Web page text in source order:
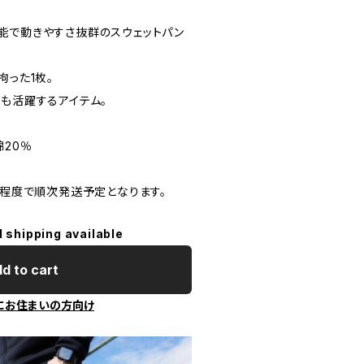
で動きやすさ抜群のスウェットパン
った1枚。
活躍するアイテム。
20％
度で順次発送予定となります。
shipping available
to cart
お住まいの方向け